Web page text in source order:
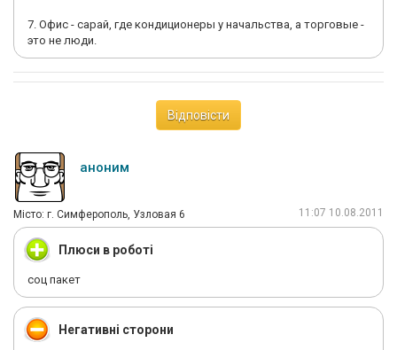
7. Офис - сарай, где кондиционеры у начальства, а торговые -
это не люди.
Відповісти
аноним
Мiсто: г. Симферополь, Узловая 6 11:07 10.08.2011
Плюси в роботі
соц пакет
Негативні сторони